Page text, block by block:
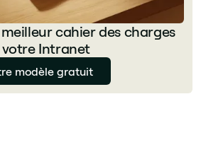
cahier des charges
Intranet
modèle gratuit